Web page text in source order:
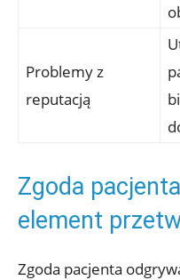
Problemy z
reputacją
Zgoda
element
Zgoda pacjenta